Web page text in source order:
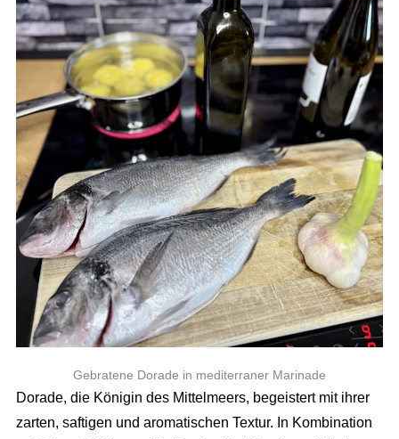
Gebratene Dorade in mediterraner Marinade
Dorade, die Königin des Mittelmeers, begeistert mit ihrer
zarten, saftigen und aromatischen Textur. In Kombination